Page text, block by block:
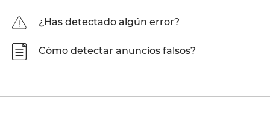
¿Has detectado algún error?
Cómo detectar anuncios falsos?